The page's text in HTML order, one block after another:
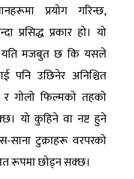
प्रयोग गरिन्छ,
प्रसिद्ध प्रकार हो। यो
यति मजबुत छ कि यसले
पनि उछिनेर अनिश्चित
गोलो फिल्मको तहको
यो कुहिने वा नष्ट हुने
टुक्राहरू वरपरको
रूपमा छोड्न सक्छ।